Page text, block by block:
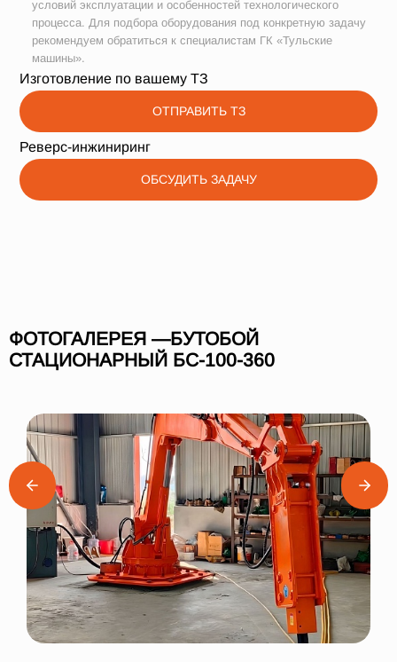
условий эксплуатации и особенностей технологического
процесса. Для подбора оборудования под конкретную задачу
рекомендуем обратиться к специалистам ГК «Тульские
машины».
Изготовление по вашему ТЗ
ОТПРАВИТЬ ТЗ
Реверс-инжиниринг
ОБСУДИТЬ ЗАДАЧУ
ФОТОГАЛЕРЕЯ —БУТОБОЙ
СТАЦИОНАРНЫЙ БС-100-360